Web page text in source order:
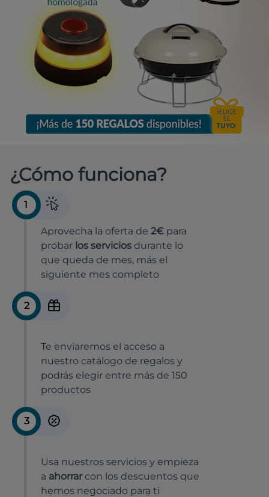
¿Cómo funciona?
1
Aprovecha la oferta de 2€ para
probar los servicios durante lo
que queda de mes, más el
siguiente mes completo
2
Te enviaremos el acceso a
nuestro catálogo de regalos y
podrás elegir entre más de 150
productos
3
Usa nuestros servicios y empieza
a ahorrar con los descuentos que
hemos negociado para ti